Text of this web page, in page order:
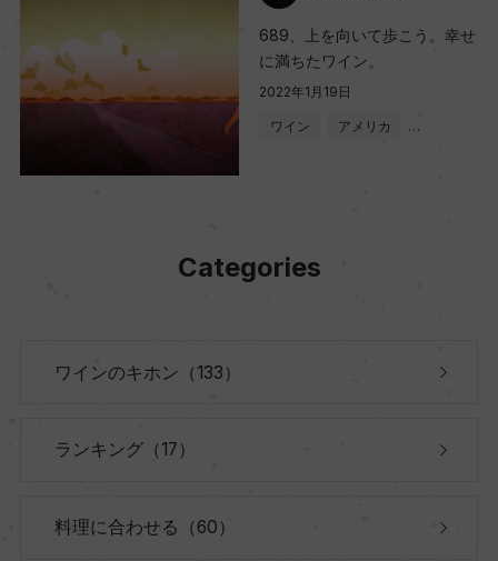
689、上を向いて歩こう。幸せ
に満ちたワイン。
2022年1月19日
ワイン アメリカ …
Categories
ワインのキホン（133）
ランキング（17）
料理に合わせる（60）